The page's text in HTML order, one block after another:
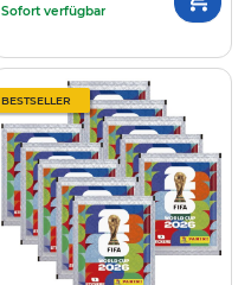
Sofort verfügbar
BESTSELLER